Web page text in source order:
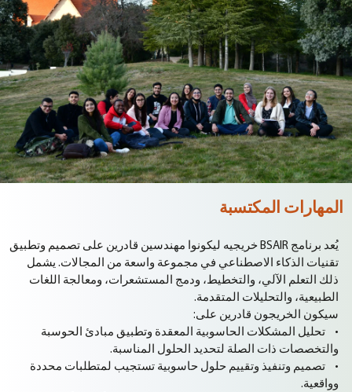
المهارات المكتسبة
يُعد برنامج BSAIR خريجيه ليكونوا مهندسين قادرين على تصميم وتطبيق
تقنيات الذكاء الاصطناعي في مجموعة واسعة من المجالات. يشمل
ذلك التعلم الآلي، والتخطيط، ودمج المستشعرات، ومعالجة اللغات
الطبيعية، والتحليلات المتقدمة.
سيكون الخريجون قادرين على:
• تحليل المشكلات الحاسوبية المعقدة وتطبيق مبادئ الحوسبة
والتخصصات ذات الصلة لتحديد الحلول المناسبة.
• تصميم وتنفيذ وتقييم حلول حاسوبية تستجيب لمتطلبات محددة
وواقعية.